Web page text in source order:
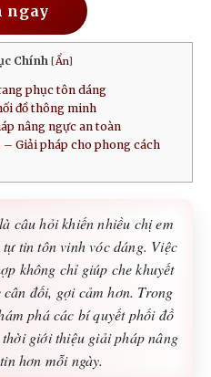
ngay
Chính [Ẩn]
phục tôn dáng
đồ thông minh
nâng ngực an toàn
– Giải pháp cho phong cách
câu hỏi khiến nhiều chị em
tin tôn vinh vóc dáng. Việc
không chỉ giúp che khuyết
đối, gợi cảm hơn. Trong
phá các bí quyết phối đồ
giới thiệu giải pháp nâng
hơn mỗi ngày.